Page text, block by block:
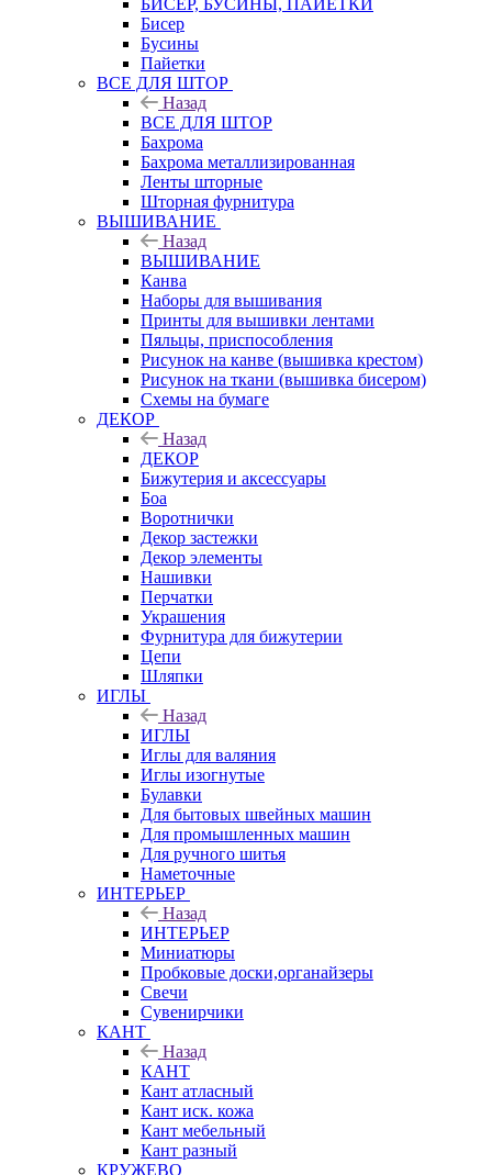
БИСЕР, БУСИНЫ, ПАЙЕТКИ
Бисер
Бусины
Пайетки
ВСЕ ДЛЯ ШТОР
Назад
ВСЕ ДЛЯ ШТОР
Бахрома
Бахрома металлизированная
Ленты шторные
Шторная фурнитура
ВЫШИВАНИЕ
Назад
ВЫШИВАНИЕ
Канва
Наборы для вышивания
Принты для вышивки лентами
Пяльцы, приспособления
Рисунок на канве (вышивка крестом)
Рисунок на ткани (вышивка бисером)
Схемы на бумаге
ДЕКОР
Назад
ДЕКОР
Бижутерия и аксессуары
Боа
Воротнички
Декор застежки
Декор элементы
Нашивки
Перчатки
Украшения
Фурнитура для бижутерии
Цепи
Шляпки
ИГЛЫ
Назад
ИГЛЫ
Иглы для валяния
Иглы изогнутые
Булавки
Для бытовых швейных машин
Для промышленных машин
Для ручного шитья
Наметочные
ИНТЕРЬЕР
Назад
ИНТЕРЬЕР
Миниатюры
Пробковые доски,органайзеры
Свечи
Сувенирчики
КАНТ
Назад
КАНТ
Кант атласный
Кант иск. кожа
Кант мебельный
Кант разный
КРУЖЕВО